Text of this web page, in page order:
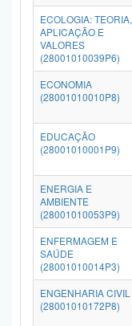
ECOLOGIA: TEORIA,
APLICAÇÃO E
VALORES
(28001010039P6)
ECONOMIA
(28001010010P8)
EDUCAÇÃO
(28001010001P9)
ENERGIA E
AMBIENTE
(28001010053P9)
ENFERMAGEM E
SAÚDE
(28001010014P3)
ENGENHARIA CIVIL
(28001010172P8)